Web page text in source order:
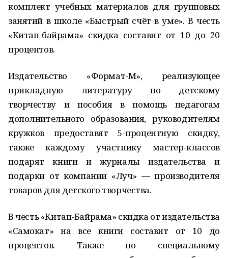
комплект учебных материалов для групповых
занятий в школе «Быстрый счёт в уме». В честь
«Китап-байрама» скидка составит от 10 до 20
процентов.
Издательство «Формат-М», реализующее
прикладную литературу по детскому
творчеству и пособия в помощь педагогам
дополнительного образования, руководителям
кружков предоставят 5-процентную скидку,
также каждому участнику мастер-классов
подарят книги и журналы издательства и
подарки от компании «Луч» — производителя
товаров для детского творчества.
В честь «Китап-Байрама» скидка от издательства
«Самокат» на все книги составит от 10 до
процентов. Также по специальному